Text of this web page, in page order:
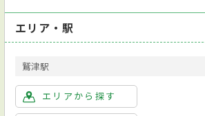
エリア・駅
鷲津駅
エリアから探す